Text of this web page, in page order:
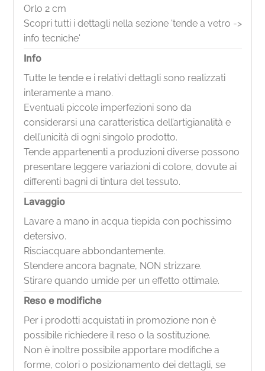
Orlo 2 cm
Scopri tutti i dettagli nella sezione 'tende a vetro ->
info tecniche'
Info
Tutte le tende e i relativi dettagli sono realizzati
interamente a mano.
Eventuali piccole imperfezioni sono da
considerarsi una caratteristica dell’artigianalità e
dell’unicità di ogni singolo prodotto.
Tende appartenenti a produzioni diverse possono
presentare leggere variazioni di colore, dovute ai
differenti bagni di tintura del tessuto.
Lavaggio
Lavare a mano in acqua tiepida con pochissimo
detersivo.
Risciacquare abbondantemente.
Stendere ancora bagnate, NON strizzare.
Stirare quando umide per un effetto ottimale.
Reso e modifiche
Per i prodotti acquistati in promozione non è
possibile richiedere il reso o la sostituzione.
Non è inoltre possibile apportare modifiche a
forme, colori o posizionamento dei dettagli, se